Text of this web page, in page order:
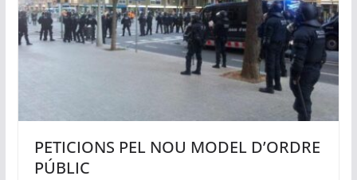
PETICIONS PEL NOU MODEL D’ORDRE
PÚBLIC